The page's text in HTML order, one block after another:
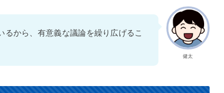
健太
から、有意義な議論を繰り広げるこ